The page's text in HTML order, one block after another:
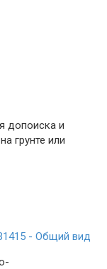
допоиска и
грунте или